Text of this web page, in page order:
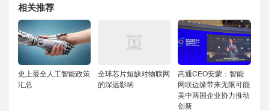
相关推荐
史上最全人工智能政策
汇总
全球芯片短缺对物联网
的深远影响
高通CEO安蒙：智能
网联边缘带来无限可能
美中两国企业协力推动
创新